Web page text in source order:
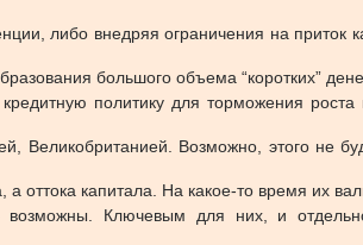
либо внедряя ограничения на приток
большого объема “коротких”
политику для торможения
Возможно, этого не
оттока капитала. На какое-то время их
возможны. Ключевым для них, и